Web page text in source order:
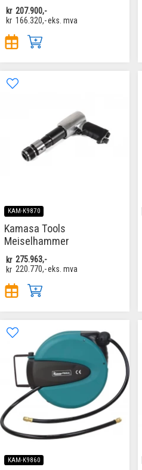
kr 207.900,-
kr 166.320,-eks. mva
KAM-K9870
Kamasa Tools
Meiselhammer
kr 275.963,-
kr 220.770,-eks. mva
KAM-K9860